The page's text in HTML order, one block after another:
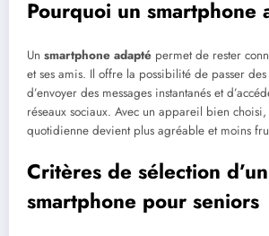
Pourquoi un smartphone
Un smartphone adapté permet de rester
et ses amis. Il offre la possibilité de passer
d’envoyer des messages instantanés et
réseaux sociaux. Avec un appareil bien choisi,
quotidienne devient plus agréable et moins
Critères de sélection d’un
smartphone pour seniors